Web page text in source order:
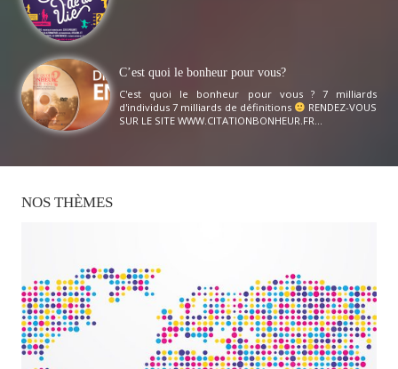
C’est quoi le bonheur pour vous?
C'est quoi le bonheur pour vous ? 7 milliards
d'individus 7 milliards de définitions
RENDEZ-VOUS
SUR LE SITE WWW.CITATIONBONHEUR.FR...
NOS THÈMES